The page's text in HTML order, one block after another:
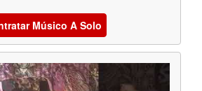
Músico A Solo